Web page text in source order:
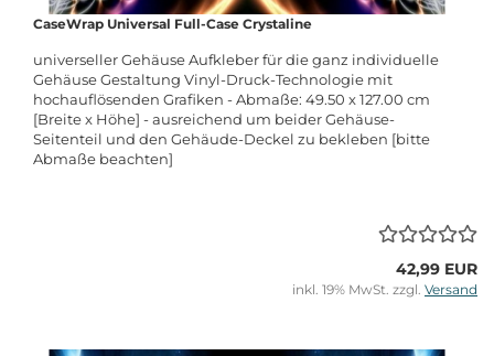
CaseWrap Universal Full-Case Crystaline
universeller Gehäuse Aufkleber für die ganz individuelle
Gehäuse Gestaltung Vinyl-Druck-Technologie mit
hochauflösenden Grafiken - Abmaße: 49.50 x 127.00 cm
[Breite x Höhe] - ausreichend um beider Gehäuse-
Seitenteil und den Gehäude-Deckel zu bekleben [bitte
Abmaße beachten]
42,99 EUR
inkl. 19% MwSt. zzgl. Versand